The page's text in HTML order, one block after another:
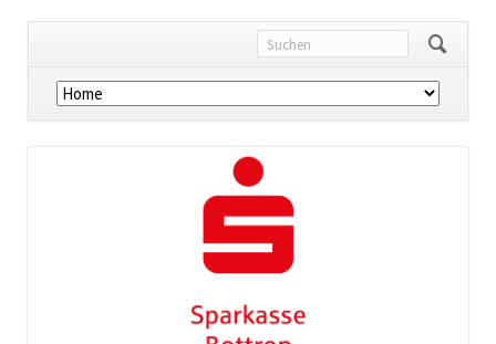
Navigation
überspringen